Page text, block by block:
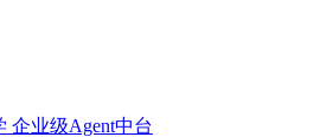
企业级Agent中台